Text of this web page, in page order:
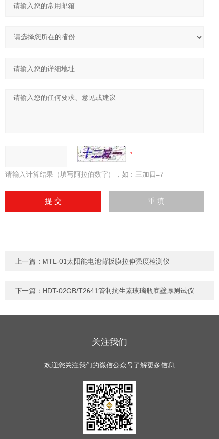
请输入计算结果（填写阿拉伯数字），如：三加四=7
上一篇： MTL-01太阳能电池背板膜拉伸强度检测仪
下一篇： HDT-02GB/T2641管制抗生素玻璃瓶底壁厚测试仪
关注我们
欢迎您关注我们的微信公众号了解更多信息